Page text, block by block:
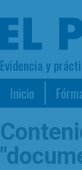
Evidencia y
Inicio